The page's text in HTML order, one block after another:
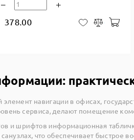
378.00 В закладки
Сравнить
навигации в офисах,
сервиса, делают помещение
и шрифтов информационная
что обеспечивает быстрое